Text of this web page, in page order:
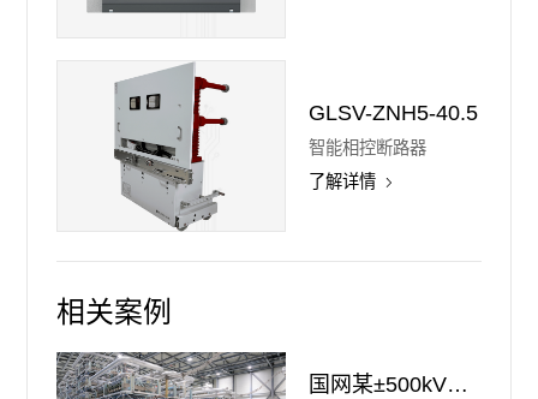
GLSV-ZNH5-40.5
智能相控断路器
了解详情
相关案例
国网某±500kV直流超高压换流站